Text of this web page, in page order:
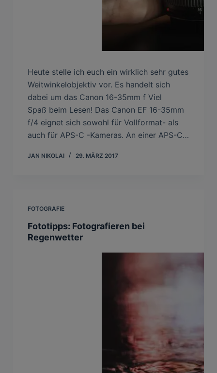
Heute stelle ich euch ein wirklich sehr gutes
Weitwinkelobjektiv vor. Es handelt sich
dabei um das Canon 16-35mm f Viel
Spaß beim Lesen! Das Canon EF 16-35mm
f/4 eignet sich sowohl für Vollformat- als
auch für APS-C -Kameras. An einer APS-C…
JAN NIKOLAI 29. MÄRZ 2017
FOTOGRAFIE
Fototipps: Fotografieren bei
Regenwetter